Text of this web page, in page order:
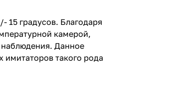
15 градусов. Благодаря
камерой,
Данное
имитаторов такого рода